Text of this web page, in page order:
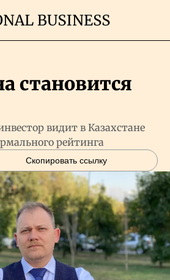
становится
видит в Казахстане
рейтинга
Скопировать ссылку